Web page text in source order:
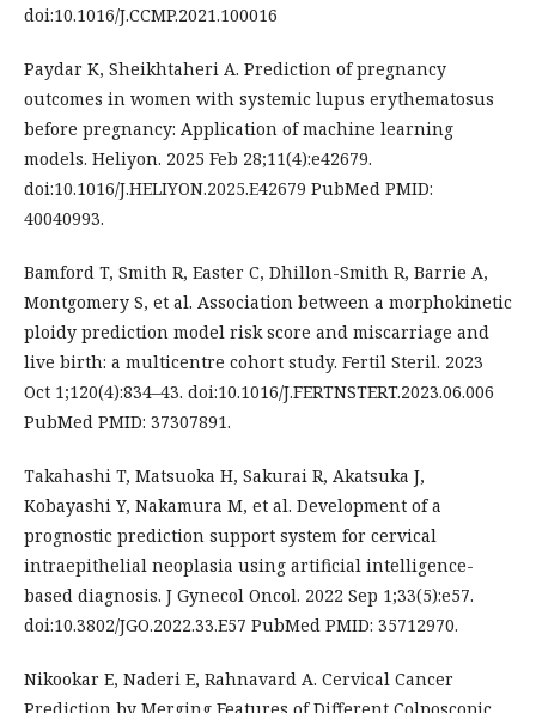
doi:10.1016/J.CCMP.2021.100016
Paydar K, Sheikhtaheri A. Prediction of pregnancy
outcomes in women with systemic lupus erythematosus
before pregnancy: Application of machine learning
models. Heliyon. 2025 Feb 28;11(4):e42679.
doi:10.1016/J.HELIYON.2025.E42679 PubMed PMID:
40040993.
Bamford T, Smith R, Easter C, Dhillon-Smith R, Barrie A,
Montgomery S, et al. Association between a morphokinetic
ploidy prediction model risk score and miscarriage and
live birth: a multicentre cohort study. Fertil Steril. 2023
Oct 1;120(4):834–43. doi:10.1016/J.FERTNSTERT.2023.06.006
PubMed PMID: 37307891.
Takahashi T, Matsuoka H, Sakurai R, Akatsuka J,
Kobayashi Y, Nakamura M, et al. Development of a
prognostic prediction support system for cervical
intraepithelial neoplasia using artificial intelligence-
based diagnosis. J Gynecol Oncol. 2022 Sep 1;33(5):e57.
doi:10.3802/JGO.2022.33.E57 PubMed PMID: 35712970.
Nikookar E, Naderi E, Rahnavard A. Cervical Cancer